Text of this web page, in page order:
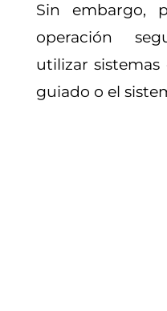
Sin embargo,
operación
utilizar
guiado o el